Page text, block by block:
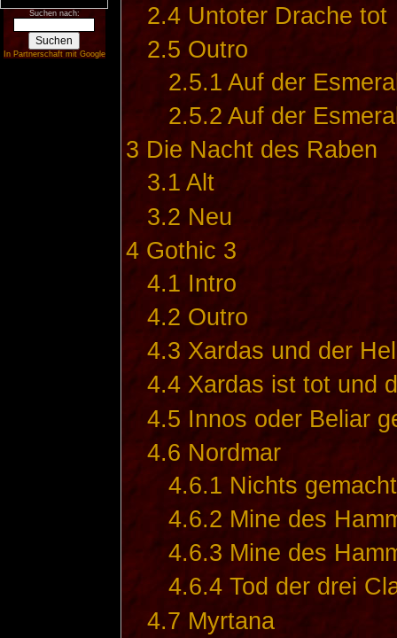
Suchen nach:
In Partnerschaft mit Google
2.4 Untoter Drache tot
2.5 Outro
2.5.1 Auf der
2.5.2 Auf der
3 Die Nacht des Raben
3.1 Alt
3.2 Neu
4 Gothic 3
4.1 Intro
4.2 Outro
4.3 Xardas und der
4.4 Xardas ist tot und
4.5 Innos oder Beliar
4.6 Nordmar
4.6.1 Nichts gemacht
4.6.2 Mine des
4.6.3 Mine des
4.6.4 Tod der drei
4.7 Myrtana